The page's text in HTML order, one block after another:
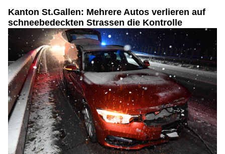
Kanton St.Gallen: Mehrere Autos verlieren auf
schneebedeckten Strassen die Kontrolle